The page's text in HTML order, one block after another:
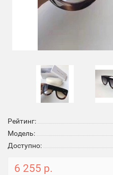
Рейтинг:
Модель:
Доступно:
6 255 р.